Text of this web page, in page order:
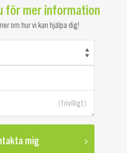
för mer information
om hur vi kan hjälpa dig!
mig